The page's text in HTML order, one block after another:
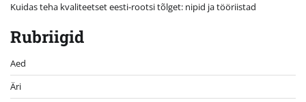
Kuidas teha kvaliteetset eesti-rootsi tõlget: nipid ja tööriistad
Rubriigid
Aed
Äri